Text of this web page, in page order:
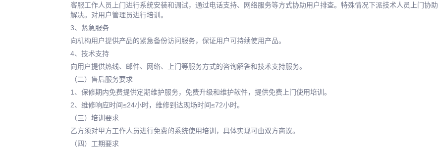
客服工作人员上门进行系统安装和调试，通过电话支持、网络服务等方式协助用户排查。特殊情况下派技术人员上门协助
解决。对用户管理员进行培训。
3、紧急服务
向机构用户提供产品的紧急备份访问服务，保证用户可持续使用产品。
4、技术支持
向用户提供热线、邮件、网络、上门等服务方式的咨询解答和技术支持服务。
（二）售后服务要求
1、保修期内免费提供定期维护服务，免费升级和维护软件，提供免费上门使用培训。
2、维修响应时间≤24小时，维修到达现场时间≤72小时。
（三）培训要求
乙方须对甲方工作人员进行免费的系统使用培训，具体实现可由双方商议。
（四）工期要求